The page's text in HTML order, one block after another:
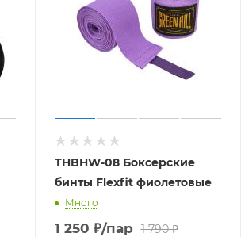
THBHW-08 Боксерские
бинты Flexfit фиолетовые
Много
1 250 ₽/пар 1 790₽